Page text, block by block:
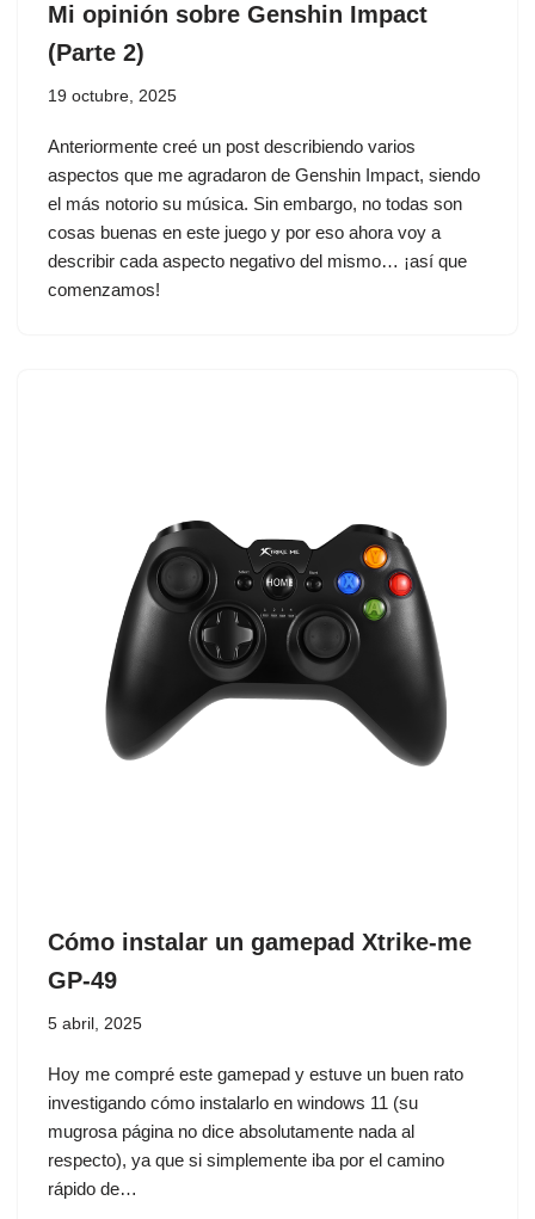
Mi opinión sobre Genshin Impact
(Parte 2)
19 octubre, 2025
Anteriormente creé un post describiendo varios
aspectos que me agradaron de Genshin Impact, siendo
el más notorio su música. Sin embargo, no todas son
cosas buenas en este juego y por eso ahora voy a
describir cada aspecto negativo del mismo… ¡así que
comenzamos!
Cómo instalar un gamepad Xtrike-me
GP-49
5 abril, 2025
Hoy me compré este gamepad y estuve un buen rato
investigando cómo instalarlo en windows 11 (su
mugrosa página no dice absolutamente nada al
respecto), ya que si simplemente iba por el camino
rápido de…